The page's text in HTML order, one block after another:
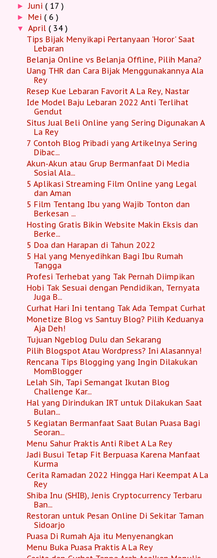
►Juni ( 17 )
► Mei ( 6 )
▼ April ( 34 )
Tips Bijak Menyikapi Pertanyaan 'Horor' Saat
Lebaran
Belanja Online vs Belanja Offline, Pilih Mana?
Uang THR dan Cara Bijak Menggunakannya Ala
Rey
Resep Kue Lebaran Favorit A La Rey, Nastar
Ide Model Baju Lebaran 2022 Anti Terlihat
Gendut
Situs Jual Beli Online yang Sering Digunakan A
La Rey
7 Contoh Blog Pribadi yang Artikelnya Sering
Dibac...
Akun-Akun atau Grup Bermanfaat Di Media
Sosial Ala...
5 Aplikasi Streaming Film Online yang Legal
dan Aman
5 Film Tentang Ibu yang Wajib Tonton dan
Berkesan ...
Hosting Gratis Bikin Website Makin Eksis dan
Berke...
5 Doa dan Harapan di Tahun 2022
5 Hal yang Menyedihkan Bagi Ibu Rumah
Tangga
Profesi Terhebat yang Tak Pernah Diimpikan
Hobi Tak Sesuai dengan Pendidikan, Ternyata
Juga B...
Curhat Hari Ini tentang Tak Ada Tempat Curhat
Monetize Blog vs Santuy Blog? Pilih Keduanya
Aja Deh!
Tujuan Ngeblog Dulu dan Sekarang
Pilih Blogspot Atau Wordpress? Ini Alasannya!
Rencana Tips Blogging yang Ingin Dilakukan
MomBlogger
Lelah Sih, Tapi Semangat Ikutan Blog
Challenge Kar...
Hal yang Dirindukan IRT untuk Dilakukan Saat
Bulan...
5 Kegiatan Bermanfaat Saat Bulan Puasa Bagi
Seoran...
Menu Sahur Praktis Anti Ribet A La Rey
Jadi Busui Tetap Fit Berpuasa Karena Manfaat
Kurma
Cerita Ramadan 2022 Hingga Hari Keempat A La
Rey
Shiba Inu (SHIB), Jenis Cryptocurrency Terbaru
Ban...
Restoran untuk Pesan Online Di Sekitar Taman
Sidoarjo
Puasa Di Rumah Aja itu Menyenangkan
Menu Buka Puasa Praktis A La Rey